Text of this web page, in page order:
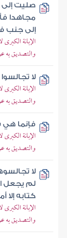
صليت إلى
مجاهدا
إلى جنب
الإبانة
والتصديق به
لا
الإبانة
والتصديق به
فإنما هي
الإبانة
والتصديق به
لا
لم يجعل
كتابه إلا
الإبانة
والتصديق به